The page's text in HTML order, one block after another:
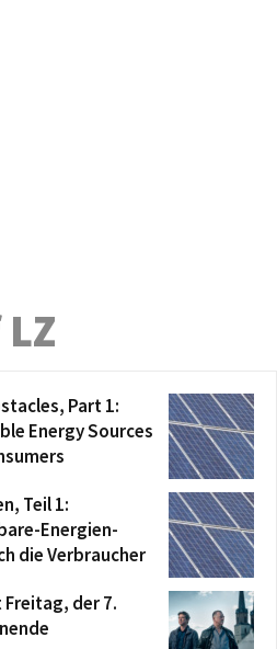
Part 1:
Energy Sources
Teil 1:
Energien-
die Verbraucher
der 7.